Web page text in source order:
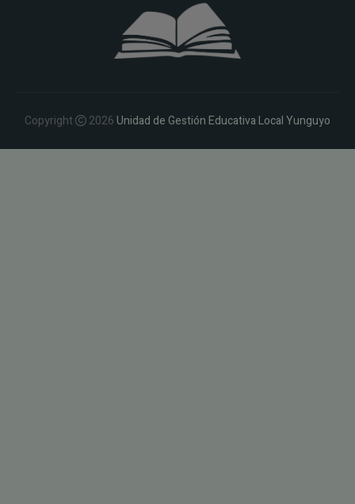
Copyright 2026 Unidad de Gestión Educativa Local Yunguyo